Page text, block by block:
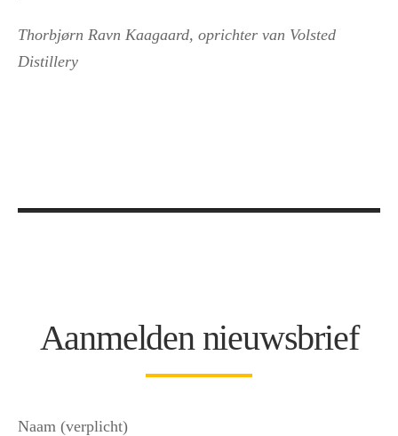
Thorbjørn Ravn Kaagaard, oprichter van Volsted
Distillery
Aanmelden nieuwsbrief
Naam (verplicht)